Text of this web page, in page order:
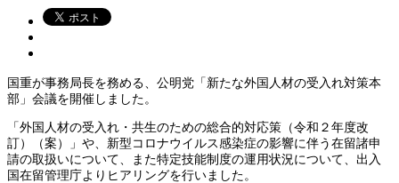
国重が事務局長を務める、公明党「新たな外国 人材の受入れ対策本
部」会議を開催しました。
「外国人材の受入れ・共生のための総合的対応策（令和２年度改
訂）（案）」や、新型コロナウイルス感染症の影響に伴う在留諸申
請の取扱いについて、また特定技能制度の運用状況について、出入
国在留管理庁よりヒアリングを行いました。